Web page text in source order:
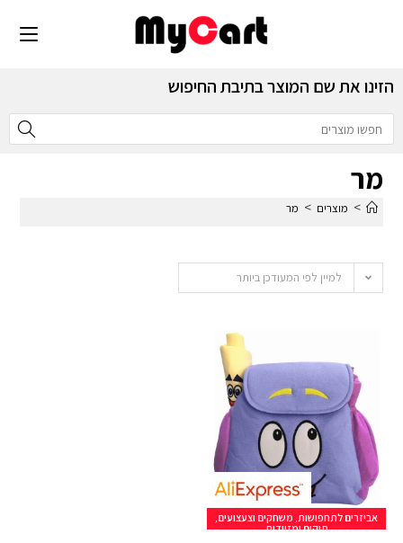
הזינו את שם המוצר בתיבת החיפוש
מר
> מוצרים > מר
למיין לפי המעודכן ביותר
אביזרים לתחפושות, משחקים וצעצועים,
תיקים ומזוודות